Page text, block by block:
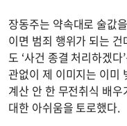
장동주는 약속대로 술값
이면 범죄 행위가 되는
도 ‘사건 종결 처리하겠
관없이 제 이미지는 이미
계산 안 한 무전취식 배
대한 아쉬움을 토로했다.